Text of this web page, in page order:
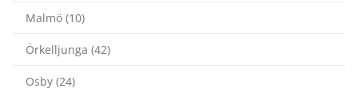
Malmö (10)
Örkelljunga (42)
Osby (24)